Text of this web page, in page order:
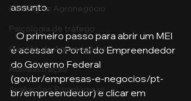
Holding no Agronegócio
Psicologia de tráfego
Gestão do Agronegócio
Administração
Avaliações Psicológicas
assunto.
é acessar o Portal do Empreendedor
do Governo Federal
(gov.br/empresas-e-negocios/pt-
br/empreendedor) e clicar em